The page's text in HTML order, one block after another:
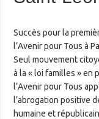
Succès pour la
l’Avenir pour Tous à
Seul mouvement
à la « loi familles » en
l’Avenir pour Tous
l’abrogation positive
humaine et